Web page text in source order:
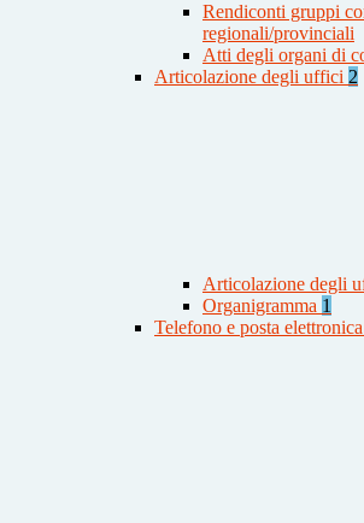
Rendiconti gruppi
regionali/provinciali
Atti degli organi di
Articolazione degli uffici 2
Articolazione degli
Organigramma 1
Telefono e posta elettronica